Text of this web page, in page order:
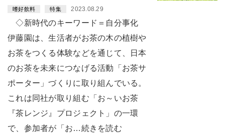
嗜好飲料 特集 2023.08.29
◇新時代のキーワード＝自分事化
伊藤園は、生活者がお茶の木の植樹や
お茶をつくる体験などを通じて、日本
のお茶を未来につなげる活動「お茶サ
ポーター」づくりに取り組んでいる。
これは同社が取り組む「お～いお茶
『茶レンジ』プロジェクト」の一環
で、参加者が「お…続きを読む